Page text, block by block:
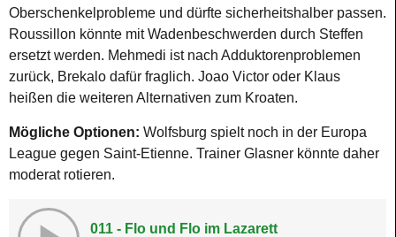
Oberschenkelprobleme und dürfte sicherheitshalber passen.
Roussillon könnte mit Wadenbeschwerden durch Steffen
ersetzt werden. Mehmedi ist nach Adduktorenproblemen
zurück, Brekalo dafür fraglich. Joao Victor oder Klaus
heißen die weiteren Alternativen zum Kroaten.
Mögliche Optionen: Wolfsburg spielt noch in der Europa
League gegen Saint-Etienne. Trainer Glasner könnte daher
moderat rotieren.